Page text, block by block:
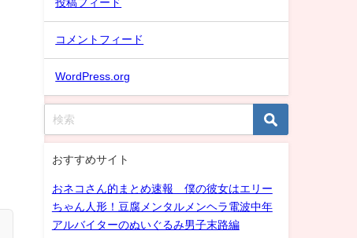
投稿フィード
コメントフィード
WordPress.org
おすすめサイト
おネコさん的まとめ速報 僕の彼女はエリー
ちゃん人形！豆腐メンタルメンヘラ電波中年
アルバイターのぬいぐるみ男子末路編